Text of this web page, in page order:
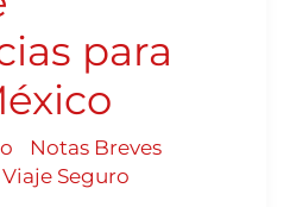
para
Notas Breves,
Viaje Seguro